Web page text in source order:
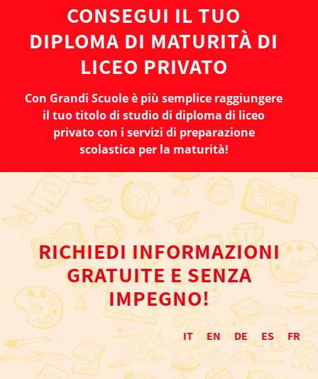
CONSEGUI IL TUO
DIPLOMA DI MATURITÀ DI
LICEO PRIVATO
Con Grandi Scuole è più semplice raggiungere
il tuo titolo di studio di diploma di liceo
privato con i servizi di preparazione
scolastica per la maturità!
RICHIEDI INFORMAZIONI
GRATUITE E SENZA
IMPEGNO!
IT EN DE ES FR